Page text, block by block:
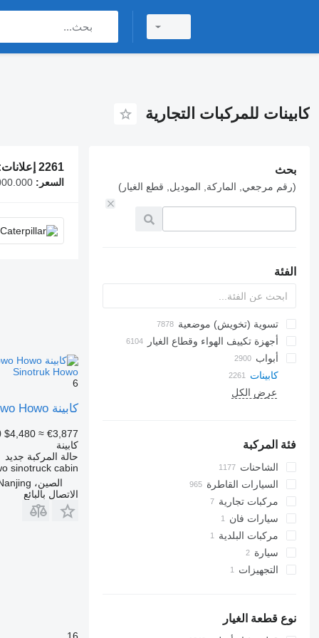
كابينات للمركبات التجارية
بحث
(رقم مرجعي, الماركة, الموديل, قطع الغيار)
الفئة
تسوية (تخويش) موضعية
أجهزة تكييف الهواء وقطاع الغيار
خراطيم جهاز التكييف
مشعات أجهزة تكييف الهواء
ضاغطات مكيف الهواء
فلاتر الهواء لجهاز التكييف
أجزاء أخرى في مكيف الهواء
أبواب
كابينات
زجاجات جانبية
زجاجات خلفية
عرض الكل
فئة المركبة
الشاحنات
السيارات القاطرة
مركبات تجارية
سيارات فان
مركبات البلدية
سيارة بلدية
شاحنات جمع ونقل النفايات
سيارة
التجهيزات
نوع قطعة الغيار
2261 إعلانات:
السعر: 64,000.000
Sinotruk Howo
6
كابينة Sinotruk Howo Howo لـ الشاحنات Sinotruk Howo
$4,480 ≈ €3,877
كابينة
حالة المركبة جديد
sinotruck cabin
الصين، Nanjing
الاتصال بالبائع